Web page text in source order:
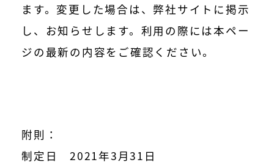
ます。変更した場合は、弊社サイトに掲示
し、お知らせします。利用の際には本ペー
ジの最新の内容をご確認ください。
附則：
制定日 2021年3月31日